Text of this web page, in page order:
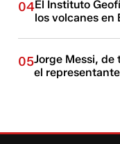
04El Instituto
los volcanes en
05Jorge Messi, de
el